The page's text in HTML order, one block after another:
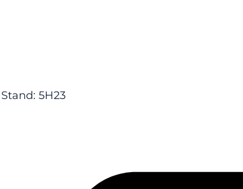
Stand: 5H23